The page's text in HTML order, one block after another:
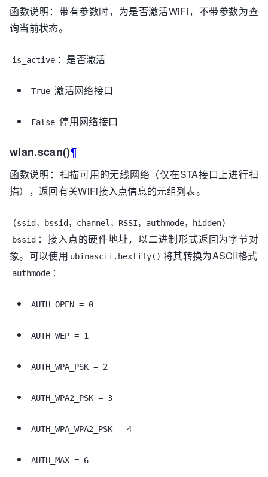
函数说明：带有参数时，为是否激活WiFi，不带参数为查
询当前状态。
is_active ：是否激活
True 激活网络接口
False 停用网络接口
wlan.scan()¶
函数说明：扫描可用的无线网络（仅在STA接口上进行扫
描），返回有关WiFi接入点信息的元组列表。
(ssid，bssid，channel，RSSI，authmode，hidden)
bssid ：接入点的硬件地址，以二进制形式返回为字节对
象。可以使用 ubinascii.hexlify() 将其转换为ASCII格式
authmode ：
AUTH_OPEN = 0
AUTH_WEP = 1
AUTH_WPA_PSK = 2
AUTH_WPA2_PSK = 3
AUTH_WPA_WPA2_PSK = 4
AUTH_MAX = 6